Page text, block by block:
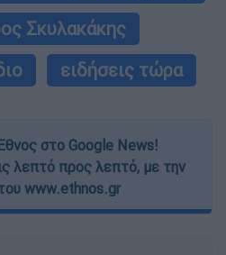
Σκυλακάκης
ειδήσεις τώρα
στο Google News!
λεπτό προς λεπτό, με την
www.ethnos.gr